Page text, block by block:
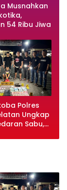
Musnahkan
54 Ribu Jiwa
Polres
Ungkap
Sabu,